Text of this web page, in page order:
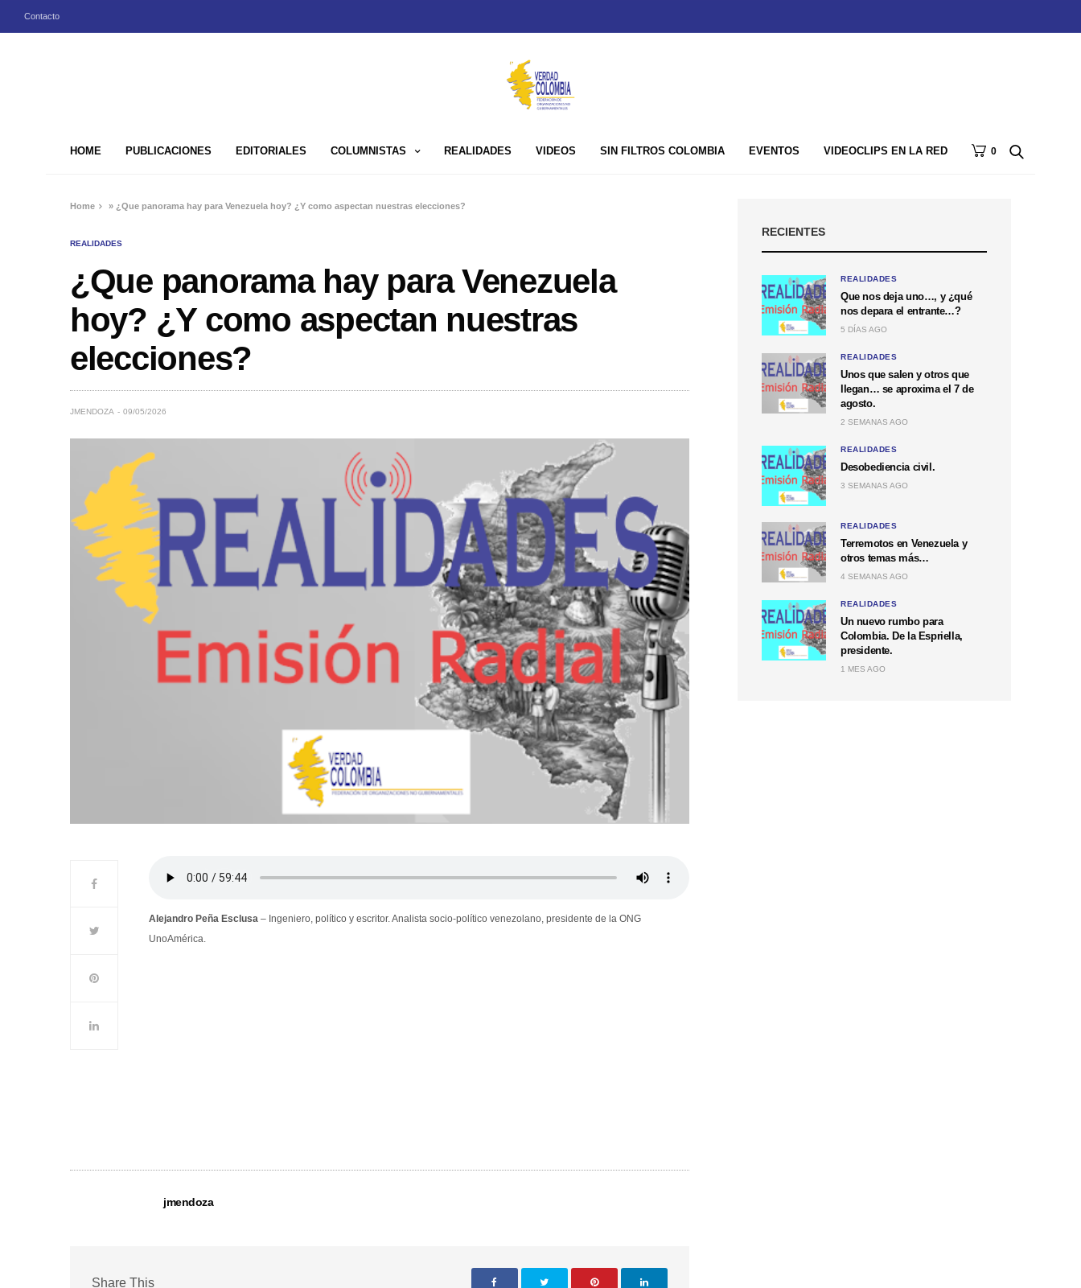
Contacto
HOME PUBLICACIONES EDITORIALES COLUMNISTAS REALIDADES VIDEOS SIN FILTROS COLOMBIA EVENTOS VIDEOCLIPS EN LA RED 0
Home » ¿Que panorama hay para Venezuela hoy? ¿Y como aspectan nuestras elecciones?
REALIDADES
¿Que panorama hay para Venezuela
hoy? ¿Y como aspectan nuestras
elecciones?
JMENDOZA 09/05/2026
Alejandro Peña Esclusa – Ingeniero, político y escritor. Analista socio-político venezolano, presidente de la ONG
UnoAmérica.
jmendoza
Share This
RECIENTES
REALIDADES
Que nos deja uno…, y ¿qué
nos depara el entrante…?
5 DÍAS AGO
REALIDADES
Unos que salen y otros que
llegan… se aproxima el 7 de
agosto.
2 SEMANAS AGO
REALIDADES
Desobediencia civil.
3 SEMANAS AGO
REALIDADES
Terremotos en Venezuela y
otros temas más…
4 SEMANAS AGO
REALIDADES
Un nuevo rumbo para
Colombia. De la Espriella,
presidente.
1 MES AGO